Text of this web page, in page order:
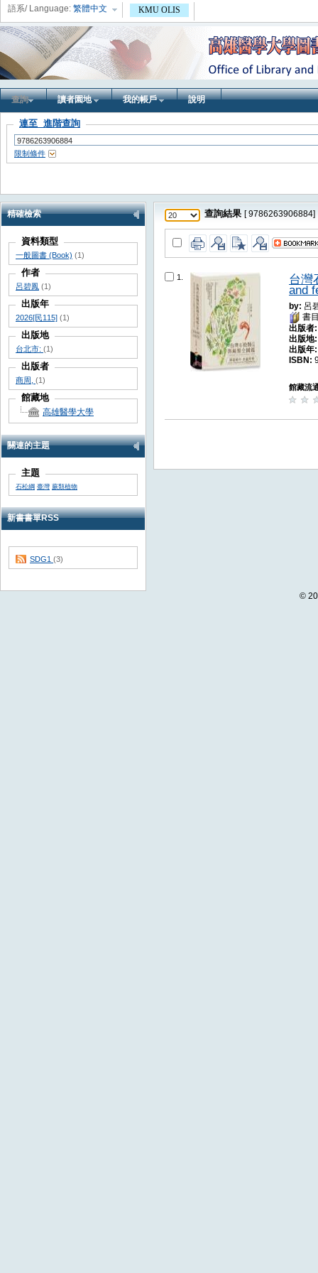
語系/ Language: 繁體中文 KMU OLIS
查詢 讀者園地 我的帳戶 說明
連至 進階查詢
限制條件
精確檢索
資料類型
一般圖書 (Book) (1)
作者
呂碧鳳 (1)
出版年
2026[民115] (1)
出版地
台北市: (1)
出版者
商周, (1)
館藏地
高雄醫學大學
關連的主題
主題
石松綱 臺灣 蕨類植物
新書書單RSS
SDG1 (3)
查詢結果 [ 9786263906884]
1 台灣
and
by: 呂
書
出版
出版
出版
ISBN:
館藏流
©